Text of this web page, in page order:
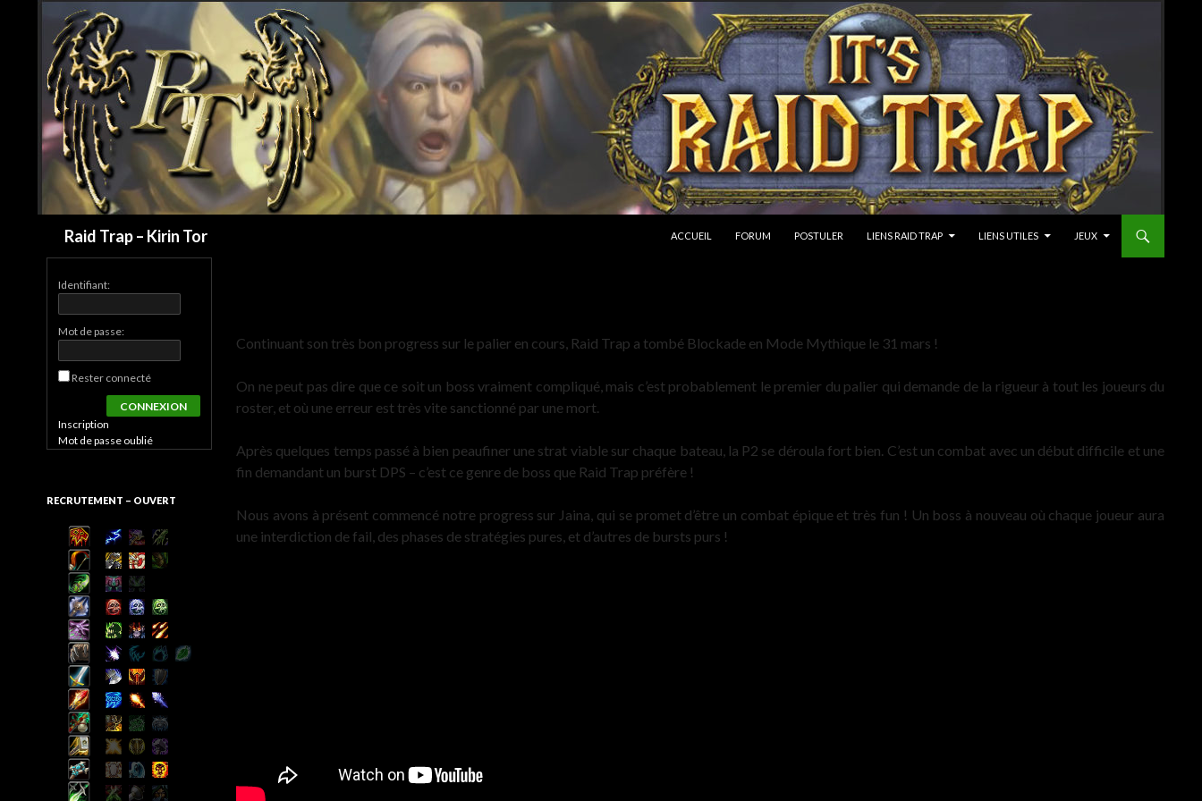
Raid Trap – Kirin Tor
ACCUEIL
FORUM POSTULER LIENS RAID TRAP LIENS UTILES JEUX
Continuant son très bon progress sur le palier en cours, Raid Trap a tombé Blockade en Mode Mythique le 31 mars !
On ne peut pas dire que ce soit un boss vraiment compliqué, mais c’est probablement le premier du palier qui demande de la rigueur à tout les joueurs du
roster, et où une erreur est très vite sanctionné par une mort.
Après quelques temps passé à bien peaufiner une strat viable sur chaque bateau, la P2 se déroula fort bien. C’est un combat avec un début difficile et une
fin demandant un burst DPS – c’est ce genre de boss que Raid Trap préfère !
Nous avons à présent commencé notre progress sur Jaina, qui se promet d’être un combat épique et très fun ! Un boss à nouveau où chaque joueur aura
une interdiction de fail, des phases de stratégies pures, et d’autres de bursts purs !
Identifiant:
Mot de passe:
Rester connecté
CONNEXION
Inscription
Mot de passe oublié
RECRUTEMENT – OUVERT